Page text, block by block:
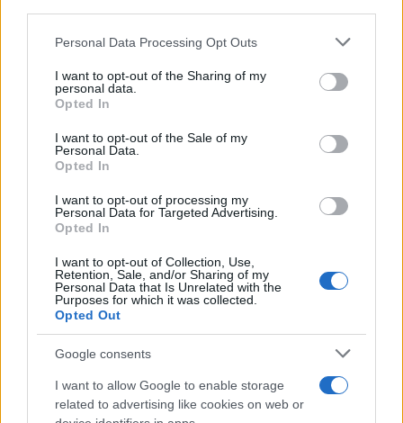
Please note that this website/app uses one or more Google
not limited to your visit or usage behaviour. You may click to
grant or deny consent to Google and its third-party tags to
use your data for below specified purposes in below Google
consent section.
Personal Data Processing Opt Outs
I want to opt-out of the Sharing of my
personal data.
Opted In
I want to opt-out of the Sale of my
Personal Data.
Opted In
I want to opt-out of processing my
Personal Data for Targeted Advertising.
Opted In
I want to opt-out of Collection, Use,
Retention, Sale, and/or Sharing of my
Personal Data that Is Unrelated with the
Purposes for which it was collected.
Opted Out
Google consents
I want to allow Google to enable storage
related to advertising like cookies on web or
Auto finisce contro un muretto, un ferito ad
Arzachena
Incidente a Baia Sardinia, scontro tra auto e
Olbia, le previsioni meteo per lunedì 10 agosto
2026
Cumuli di rifiuti a Santa Teresa Gallura, la
segnalazione dei residenti
Incendi in Gallura, devastati un chiosco e due